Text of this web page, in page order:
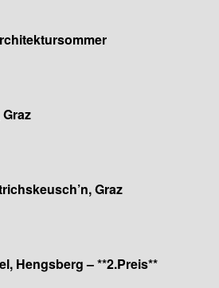
Graz
Hengsberg – **2.Preis**